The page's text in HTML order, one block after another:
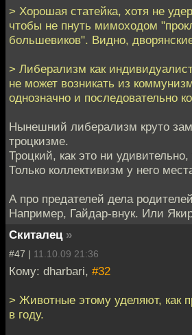
> Хорошая статейка, хотя не
чтобы не пнуть мимоходом
большевиков". Видно,
> Либерализм как
не может возникать из
однозначно и последовательно
Нынешний либерализм круто
троцкизме.
Троцкий, как это ни
Только коллективизм у него
А про предателей дела
Например, Гайдар-внук. Или
Скиталец »
#47 | 11.10.09 21:36
Кому: dharbari, #32
> Животные этому уделяют, как
в году.